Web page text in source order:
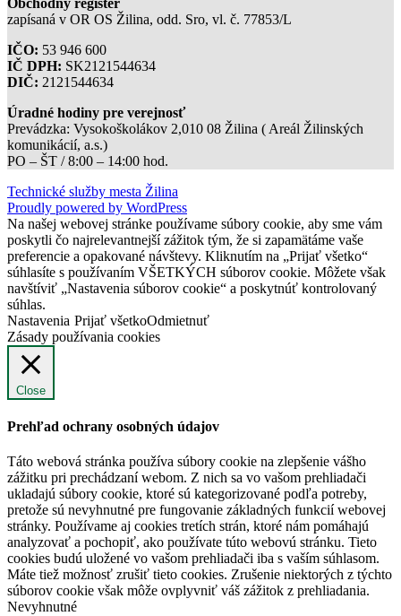
zapísaná v OR OS Žilina, odd. Sro, vl. č. 77853/L
IČO: 53 946 600
IČ DPH: SK2121544634
DIČ: 2121544634
Úradné hodiny pre verejnosť
Prevádzka: Vysokoškolákov 2,010 08 Žilina ( Areál Žilinských
komunikácií, a.s.)
PO – ŠT / 8:00 – 14:00 hod.
Technické služby mesta Žilina
Proudly powered by WordPress
Na našej webovej stránke používame súbory cookie, aby sme vám
poskytli čo najrelevantnejší zážitok tým, že si zapamätáme vaše
preferencie a opakované návštevy. Kliknutím na „Prijať všetko“
súhlasíte s používaním VŠETKÝCH súborov cookie. Môžete však
navštíviť „Nastavenia súborov cookie“ a poskytnúť kontrolovaný
súhlas.
Nastavenia Prijať všetkoOdmietnuť
Zásady používania cookies
Close
Prehľad ochrany osobných údajov
Táto webová stránka používa súbory cookie na zlepšenie vášho
zážitku pri prechádzaní webom. Z nich sa vo vašom prehliadači
ukladajú súbory cookie, ktoré sú kategorizované podľa potreby,
pretože sú nevyhnutné pre fungovanie základných funkcií webovej
stránky. Používame aj cookies tretích strán, ktoré nám pomáhajú
analyzovať a pochopiť, ako používate túto webovú stránku. Tieto
cookies budú uložené vo vašom prehliadači iba s vaším súhlasom.
Máte tiež možnosť zrušiť tieto cookies. Zrušenie niektorých z týchto
súborov cookie však môže ovplyvniť váš zážitok z prehliadania.
Nevyhnutné